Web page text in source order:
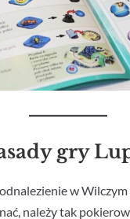
gry
w Wilczym
należy tak